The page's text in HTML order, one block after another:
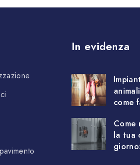
In evidenza
come
Come
la tua